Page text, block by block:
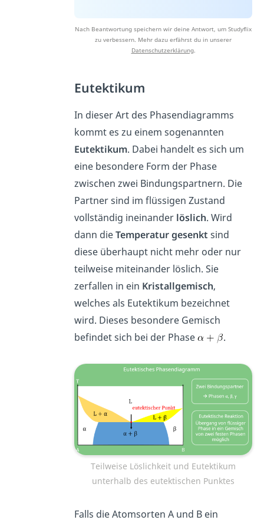
Nach Beantwortung speichern wir deine Antwort, um Studyflix
zu verbessern. Mehr dazu erfährst du in unserer
Datenschutzerklärung.
Eutektikum
In dieser Art des Phasendiagramms
kommt es zu einem sogenannten
Eutektikum. Dabei handelt es sich um
eine besondere Form der Phase
zwischen zwei Bindungspartnern. Die
Partner sind im flüssigen Zustand
vollständig ineinander löslich. Wird
dann dieTemperatur gesenkt sind
diese überhaupt nicht mehr oder nur
teilweise miteinander löslich. Sie
zerfallen in ein Kristallgemisch,
welches als Eutektikum bezeichnet
wird. Dieses besondere Gemisch
befindet sich bei der Phase
.
Teilweise Löslichkeit und Eutektikum
unterhalb des eutektischen Punktes
Falls die Atomsorten A und B ein